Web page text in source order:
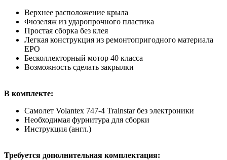
Верхнее расположение крыла
Фюзеляж из ударопрочного пластика
Простая сборка без клея
Легкая конструкция из ремонтопригодного материала
EPO
Бесколлекторный мотор 40 класса
Возможность сделать закрылки
В комплекте:
Самолет Volantex 747-4 Trainstar без электроники
Необходимая фурнитура для сборки
Инструкция (англ.)
Требуется дополнительная комплектация: